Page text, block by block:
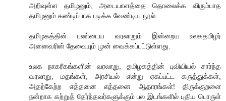
அறிவுள்ள தமிழனும், அடையாளத்தை தொலைக்க விரும்பாத
தமிழனும் கண்டிப்பாக படிக்க வேண்டிய நூல்.
தமிழகத்தின் பண்டைய வரலாறும் இன்றைய உலகதமிழர்
அனைவரின் தேவையும் முன் வைக்கப்பட்டுள்ளது.
உலக நாகரீகங்களின் வரலாறு, தமிழகத்தின் புவியியல் சார்ந்த
வரலாறு, மதங்கள், அரசியல் என்று ஏகப்பட்ட கருத்துக்கள்,
அதற்கேற்ற எத்தனை எத்தனை ஆதாரங்கள்! திருக்குறளை
நன்றாக கற்றுத் தேர்ந்தவர்களுக்கும் பல இடங்களில் புதிய பொருள்